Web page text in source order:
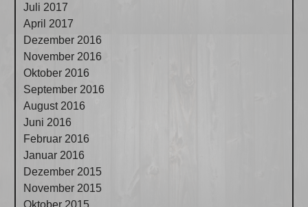
Juli 2017
April 2017
Dezember 2016
November 2016
Oktober 2016
September 2016
August 2016
Juni 2016
Februar 2016
Januar 2016
Dezember 2015
November 2015
Oktober 2015